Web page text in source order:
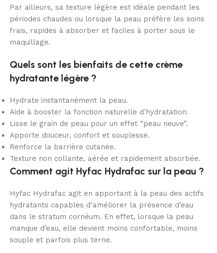
Par ailleurs, sa texture légère est idéale pendant les
périodes chaudes ou lorsque la peau préfère les soins
frais, rapides à absorber et faciles à porter sous le
maquillage.
Quels sont les bienfaits de cette crème
hydratante légère ?
Hydrate instantanément la peau.
Aide à booster la fonction naturelle d’hydratation.
Lisse le grain de peau pour un effet “peau neuve”.
Apporte douceur, confort et souplesse.
Renforce la barrière cutanée.
Texture non collante, aérée et rapidement absorbée.
Comment agit Hyfac Hydrafac sur la peau ?
Hyfac Hydrafac agit en apportant à la peau des actifs
hydratants capables d’améliorer la présence d’eau
dans le stratum cornéum. En effet, lorsque la peau
manque d’eau, elle devient moins confortable, moins
souple et parfois plus terne.